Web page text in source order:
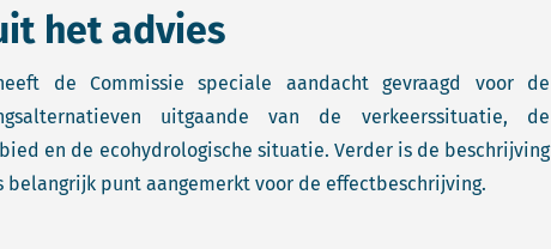
het advies
de Commissie speciale aandacht gevraagd voor de
uitgaande van de verkeerssituatie, de
en de ecohydrologische situatie. Verder is de beschrijving
belangrijk punt aangemerkt voor de effectbeschrijving.